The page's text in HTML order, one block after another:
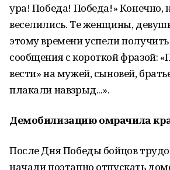
ура! Победа! Победа!» Конечно,
веселились. Те женщины,
этому времени успели
сообщения с короткой фразой:
вести» на мужей, сыновей,
плакали навзрыд...».
Демобилизацию омрачила
После Дня Победы бойцов
начали поэтапно отпускать